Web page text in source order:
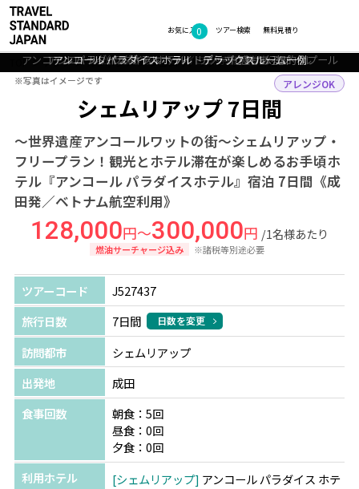
お気に入り
0 無料見積り
ツアー検索
TOP アジア カンボジア シェムリアップ ツアー詳細
シェムリアップ 7日間
～世界遺産アンコールワットの街～シェムリアップ・
フリープラン！観光とホテル滞在が楽しめるお手頃ホ
テル『アンコール パラダイスホテル』宿泊 7日間《成
田発／ベトナム航空利用》
アレンジOK
128,000円～300,000円 /1名様あたり
燃油サーチャージ込み ※諸税等別途必要
シェムリアップ：アンコールワットのサンセット
シェムリアップ：バイヨン寺院と僧侶
アンコール パラダイス ホテル リゾート感もあるプール
アンコール パラダイス ホテル デラックスルーム一例
アンコール パラダイス ホテル ライトアップされた幻想的なプール
フォトギャラリー
※写真はイメージです
※写真はイメージです
ツアーコード
J527437
旅行日数
7日間 日数を変更
訪問都市
シェムリアップ
出発地
成田
食事回数
朝食：5回
昼食：0回
夕食：0回
利用ホテル
シェムリアップ アンコール パラダイス ホテ